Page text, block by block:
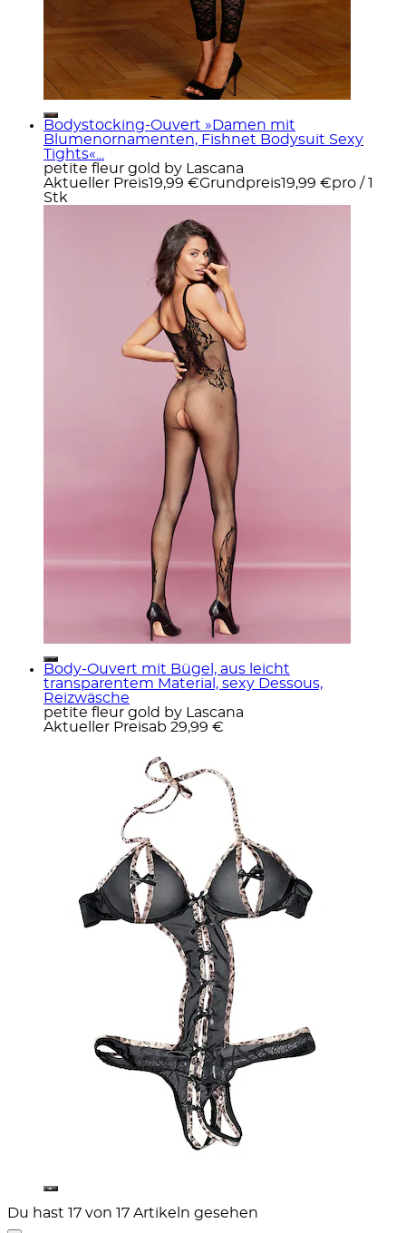
Bodystocking-Ouvert »Damen mit
Blumenornamenten, Fishnet Bodysuit Sexy
Tights«...
petite fleur gold by Lascana
Aktueller Preis19,99 €Grundpreis19,99 €pro / 1
Stk
Body-Ouvert mit Bügel, aus leicht
transparentem Material, sexy Dessous,
Reizwäsche
petite fleur gold by Lascana
Aktueller Preisab 29,99 €
Du hast 17 von 17 Artikeln gesehen